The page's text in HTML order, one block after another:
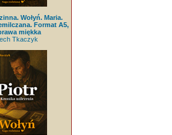
Wołyń. Maria.
Format A5,
miękka
Lech Tkaczyk